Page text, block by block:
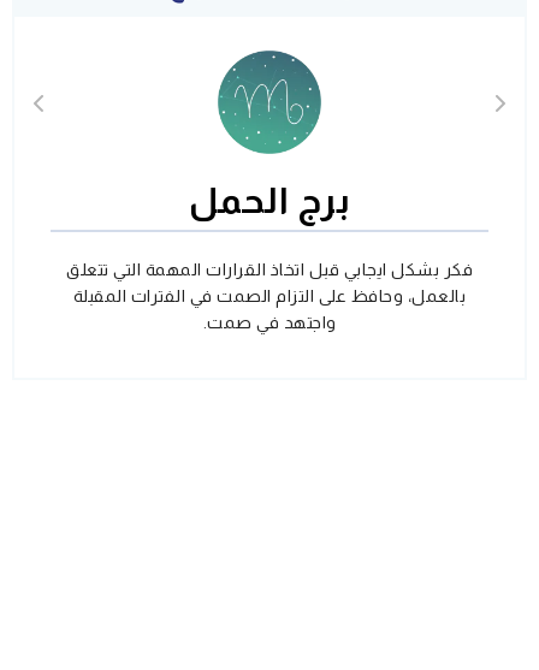
برج الحمل
فكر بشكل ايجابي قبل اتخاذ القرارات المهمة التي تتعلق
بالعمل، وحافظ على التزام الصمت في الفترات المقبلة
واجتهد في صمت.